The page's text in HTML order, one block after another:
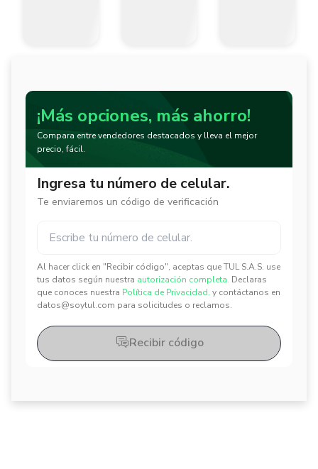
¡Más opciones, más ahorro!
Compara entre vendedores destacados y lleva el mejor
precio, fácil.
Ingresa tu número de celular.
Te enviaremos un código de verificación
Al hacer click en "Recibir código", aceptas que TUL S.A.S. use
tus datos según nuestra autorización completa. Declaras
que conoces nuestra Política de Privacidad. y contáctanos en
datos@soytul.com para solicitudes o reclamos.
✕
✕
Recibir código